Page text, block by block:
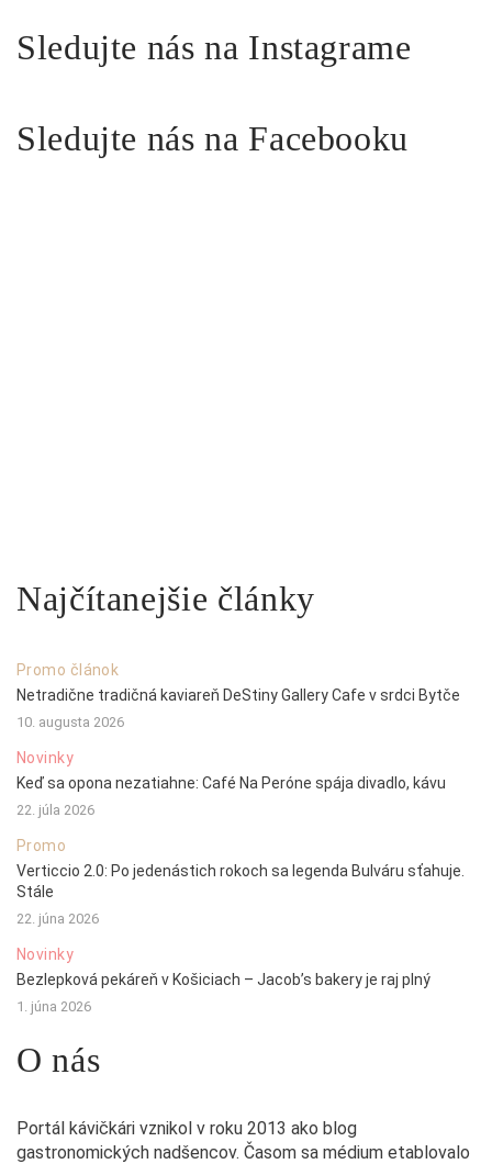
Sledujte nás na Instagrame
Sledujte nás na Facebooku
Najčítanejšie články
Promo článok
Netradične tradičná kaviareň DeStiny Gallery Cafe v srdci Bytče
10. augusta 2026
Novinky
Keď sa opona nezatiahne: Café Na Peróne spája divadlo, kávu
22. júla 2026
Promo
Verticcio 2.0: Po jedenástich rokoch sa legenda Bulváru sťahuje.
Stále
22. júna 2026
Novinky
Bezlepková pekáreň v Košiciach – Jacob’s bakery je raj plný
1. júna 2026
O nás
Portál kávičkári vznikol v roku 2013 ako blog
gastronomických nadšencov. Časom sa médium etablovalo